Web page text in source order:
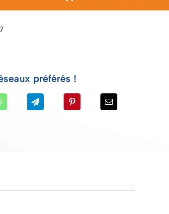
préférés !